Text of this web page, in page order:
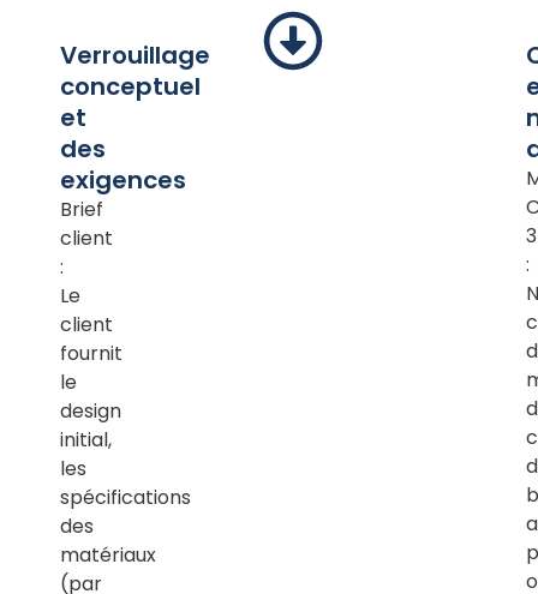
Verrouillage
conceptuel
et
des
exigences
Brief
client
:
Le
client
fournit
le
design
initial,
les
spécifications
des
matériaux
(par
: